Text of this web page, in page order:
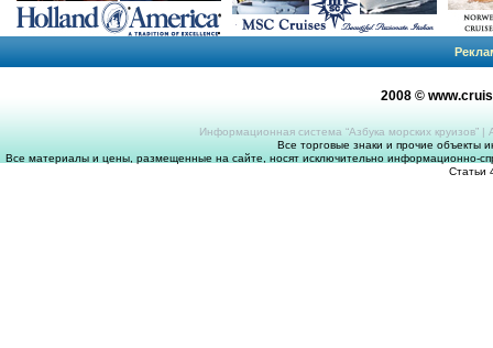
2008 ©
Информационная система “Азбука морских круизов” |
Все торговые знаки и прочие объекты
Все материалы и цены, размещенные на сайте, носят исключительно информационно-
Статьи